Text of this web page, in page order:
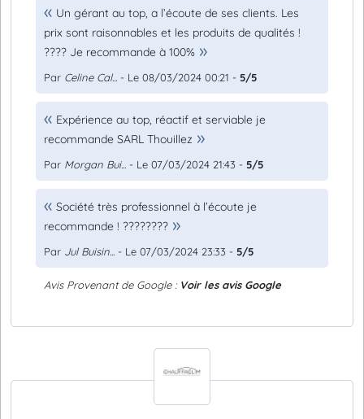
Un gérant au top, a l’écoute de ses clients. Les
prix sont raisonnables et les produits de qualités !
???? Je recommande à 100%
Par Celine Cal... - Le 08/03/2024 00:21 - 5/5
Expérience au top, réactif et serviable je
recommande SARL Thouillez
Par Morgan Bui... - Le 07/03/2024 21:43 - 5/5
Société très professionnel à l’écoute je
recommande ! ????????
Par Jul Buisin... - Le 07/03/2024 23:33 - 5/5
Avis Provenant de Google : Voir les avis Google